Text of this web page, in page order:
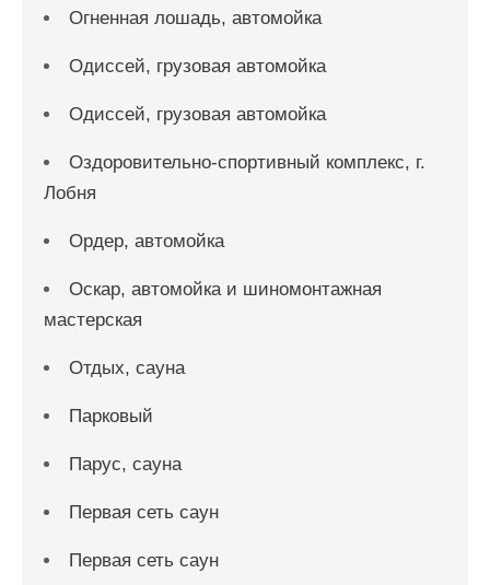
Огненная лошадь, автомойка
Одиссей, грузовая автомойка
Одиссей, грузовая автомойка
Оздоровительно-спортивный комплекс, г.
Лобня
Ордер, автомойка
Оскар, автомойка и шиномонтажная
мастерская
Отдых, сауна
Парковый
Парус, сауна
Первая сеть саун
Первая сеть саун